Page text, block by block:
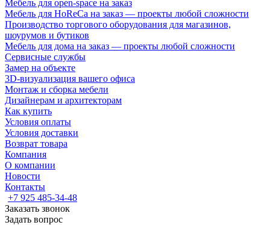
Мебель для open-space на заказ
Мебель для HoReCa на заказ — проекты любой сложности
Производство торгового оборудования для магазинов,
шоурумов и бутиков
Мебель для дома на заказ — проекты любой сложности
Сервисные службы
Замер на объекте
3D-визуализация вашего офиса
Монтаж и сборка мебели
Дизайнерам и архитекторам
Как купить
Условия оплаты
Условия доставки
Возврат товара
Компания
О компании
Новости
Контакты
+7 925 485-34-48
Заказать звонок
Задать вопрос